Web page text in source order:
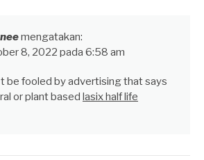
mengatakan:
8, 2022 pada 6:58 am
t be fooled by advertising that says
or plant based lasix half life